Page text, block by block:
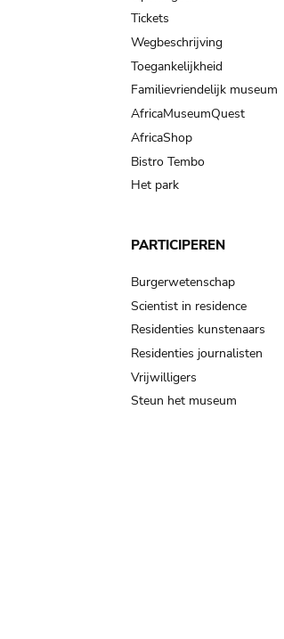
Tickets
Wegbeschrijving
Toegankelijkheid
Familievriendelijk museum
AfricaMuseumQuest
AfricaShop
Bistro Tembo
Het park
PARTICIPEREN
Burgerwetenschap
Scientist in residence
Residenties kunstenaars
Residenties journalisten
Vrijwilligers
Steun het museum